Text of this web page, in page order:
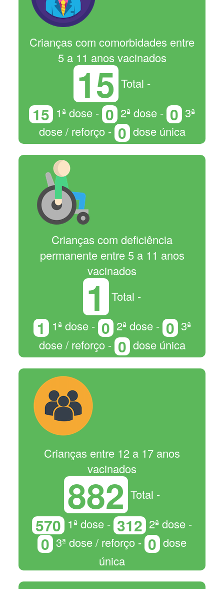
Crianças com comorbidades entre
5 a 11 anos vacinados
15 Total -
15 1ª dose - 0 2ª dose - 0 3ª
dose / reforço - 0 dose única
Crianças com deficiência
permanente entre 5 a 11 anos
vacinados
1 Total -
1 1ª dose - 0 2ª dose - 0 3ª
dose / reforço - 0 dose única
Crianças entre 12 a 17 anos
vacinados
882 Total -
570 1ª dose - 312 2ª dose -
0 3ª dose / reforço - 0 dose
única